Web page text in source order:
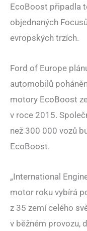
EcoBoost připadla
objednaných
evropských trzích.
Ford of Europe
automobilů
motory EcoBoost
v roce 2015.
než 300 000 vozů
EcoBoost.
„International
motor roku vybírá
z 35 zemí celého
v běžném provozu,